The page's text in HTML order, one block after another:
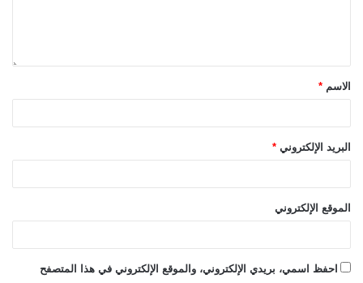
الاسم *
البريد الإلكتروني *
الموقع الإلكتروني
احفظ اسمي، بريدي الإلكتروني، والموقع الإلكتروني في هذا المتصفح